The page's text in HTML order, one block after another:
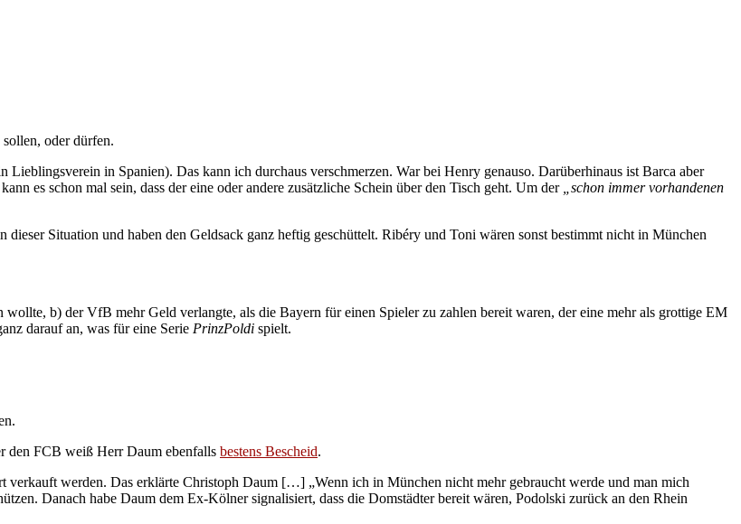
oder dürfen.
in Spanien). Das kann ich durchaus verschmerzen. War bei Henry genauso. Darüberhinaus ist Barca aber
es schon mal sein, dass der eine oder andere zusätzliche Schein über den Tisch geht. Um der „schon immer vorhandenen
Situation und haben den Geldsack ganz heftig geschüttelt. Ribéry und Toni wären sonst bestimmt nicht in München
b) der VfB mehr Geld verlangte, als die Bayern für einen Spieler zu zahlen bereit waren, der eine mehr als grottige EM
darauf an, was für eine Serie PrinzPoldi spielt.
den FCB weiß Herr Daum ebenfalls bestens Bescheid.
verkauft werden. Das erklärte Christoph Daum […] „Wenn ich in München nicht mehr gebraucht werde und man mich
Danach habe Daum dem Ex-Kölner signalisiert, dass die Domstädter bereit wären, Podolski zurück an den Rhein